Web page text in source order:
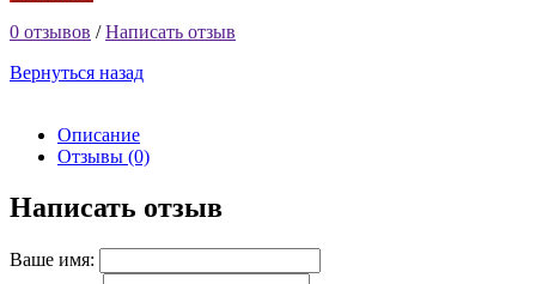
0 отзывов /Написать отзыв
Вернуться назад
Описание
Отзывы (0)
Написать отзыв
Ваше имя: